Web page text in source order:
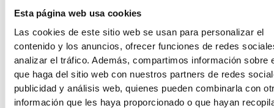
Esta página web usa cookies
Las cookies de este sitio web se usan para personalizar el
contenido y los anuncios, ofrecer funciones de redes
analizar el tráfico. Además, compartimos información sobre
que haga del sitio web con nuestros partners de redes
publicidad y análisis web, quienes pueden combinarla con
información que les haya proporcionado o que hayan